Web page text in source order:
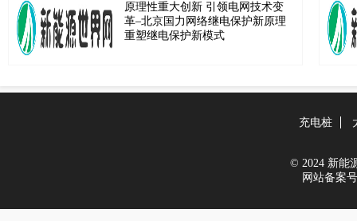
原理性重大创新 引领电网技术变
革–北京国力网络继电保护新原理
重塑继电保护新模式
充电桩
© 2024 新能
网站备案